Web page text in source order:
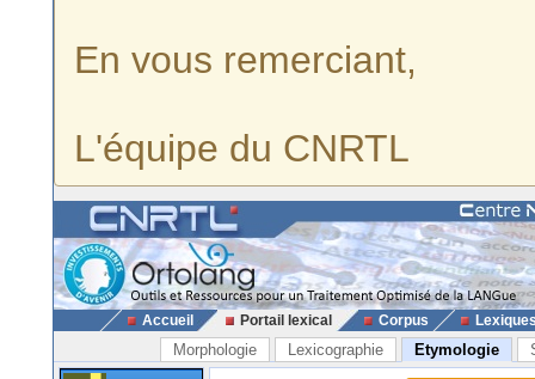
En vous remerciant,
L'équipe du CNRTL
Accueil Portail lexical Corpus
Morphologie Lexicographie Etymologie